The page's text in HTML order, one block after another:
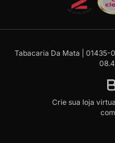
Tabacaria Da Mata | 01435-
Crie sua loja